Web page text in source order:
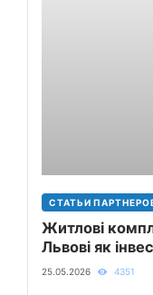
СТАТЬИ
Житлові
Львові як
25.05.2026 4351